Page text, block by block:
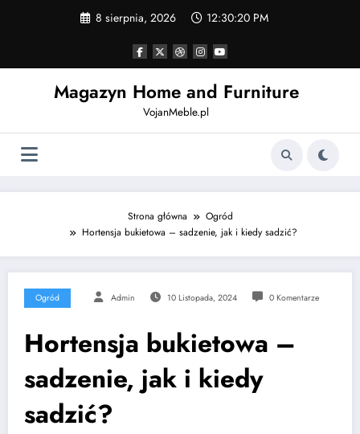
8 sierpnia, 2026 12:30:21 PM
Magazyn Home and Furniture
VojanMeble.pl
Strona główna
Ogród
Hortensja bukietowa – sadzenie, jak i kiedy sadzić?
Ogród Admin 10 Listopada, 2024 0 Komentarze
Hortensja bukietowa –
sadzenie, jak i kiedy
sadzić?